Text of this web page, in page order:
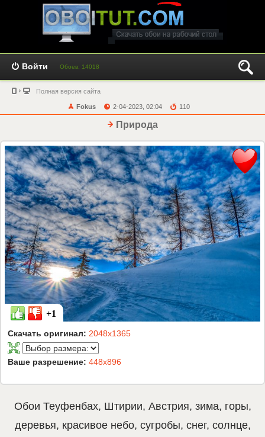
Войти Обоев: 14018
Полная версия сайта
Fokus 2-04-2023, 02:04 110
Природа
+1
Скачать оригинал: 2048x1365
Ваше разрешение: 448x896
Обои Теуфенбах, Штирии, Австрия, зима, горы,
деревья, красивое небо, сугробы, снег, солнце,